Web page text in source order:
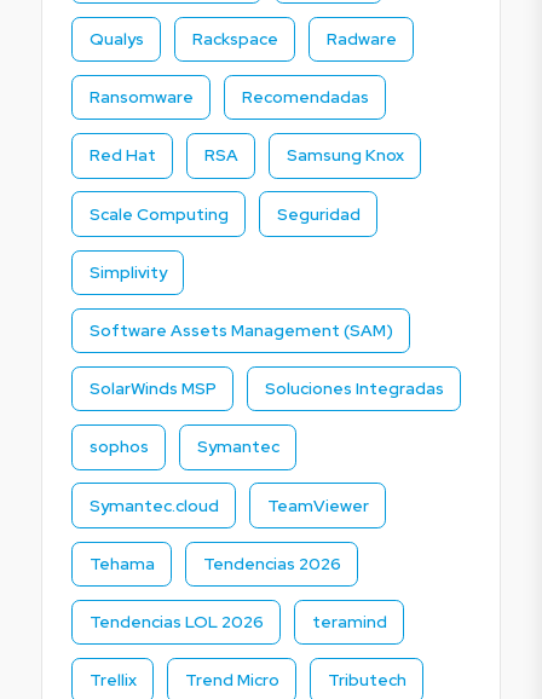
Qualys Rackspace Radware
Ransomware Recomendadas
Red Hat RSA Samsung Knox
Scale Computing Seguridad
Simplivity
Software Assets Management (SAM)
SolarWinds MSP Soluciones Integradas
sophos Symantec
Symantec.cloud TeamViewer
Tehama Tendencias 2026
Tendencias LOL 2026 teramind
Trellix Trend Micro Tributech